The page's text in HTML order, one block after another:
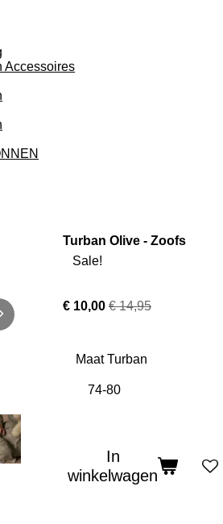
Accessoires
Turban Olive - Zoofs
Sale!
€ 10,00 € 14,95
Maat Turban
In
winkelwagen